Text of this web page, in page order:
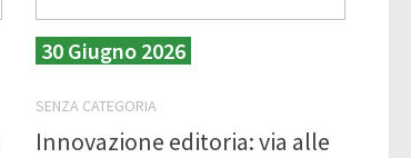
30 Giugno 2026
SENZA CATEGORIA
Innovazione editoria: via alle